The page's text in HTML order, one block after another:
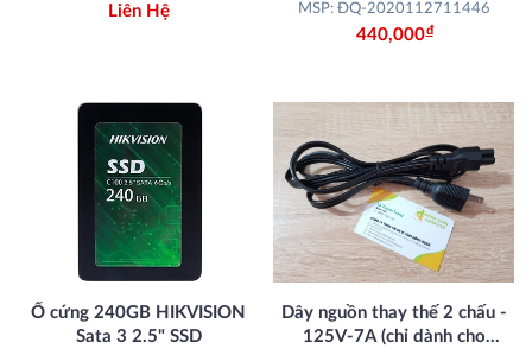
Liên Hệ MSP: ĐQ-2020112711446
440,000Đ
Ổ cứng 240GB HIKVISION
Sata 3 2.5" SSD
Dây nguồn thay thế 2 chấu -
125V-7A (chỉ dành cho